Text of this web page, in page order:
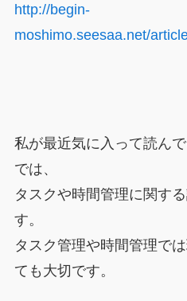
http://begin-
moshimo.seesaa.net/
私が最近気に入って読ん
では、
タスクや時間管理に関す
す。
タスク管理や時間管理で
ても大切です。